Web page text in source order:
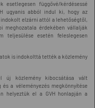
esetlegesen függővé/kérdésessé
ugyanis abból indul ki, hogy az
elzárni attól a lehetőségtől,
meghozatala érdekében vállalják
teljesülése esetén feleslegesen
is indokolttá tették a közlemény
új közlemény kibocsátása vált
a véleményezés megkönnyítése
helyeztük el a GVH honlapján a